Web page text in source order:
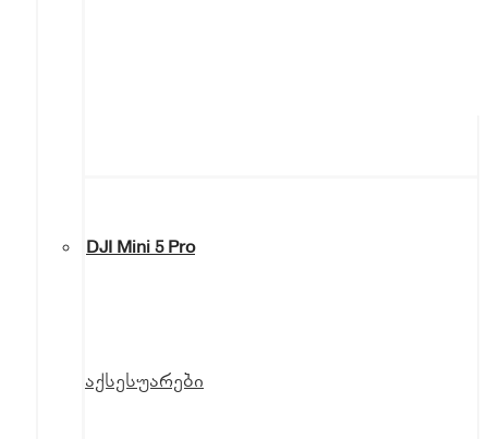
DJI Mini 5 Pro
აქსესუარები